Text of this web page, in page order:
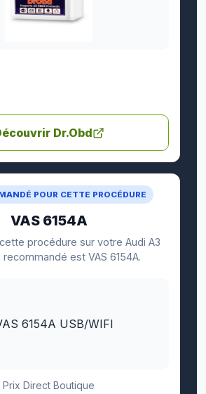
POUR CETTE PROCÉDURE
VAS 6154A
procédure sur votre Audi A3
est VAS 6154A.
Prix Direct Boutique
Dr.Obd